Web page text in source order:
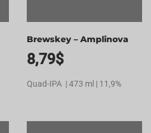
Brewskey – Amplinova
8,79$
Quad-IPA | 473 ml | 11,9%